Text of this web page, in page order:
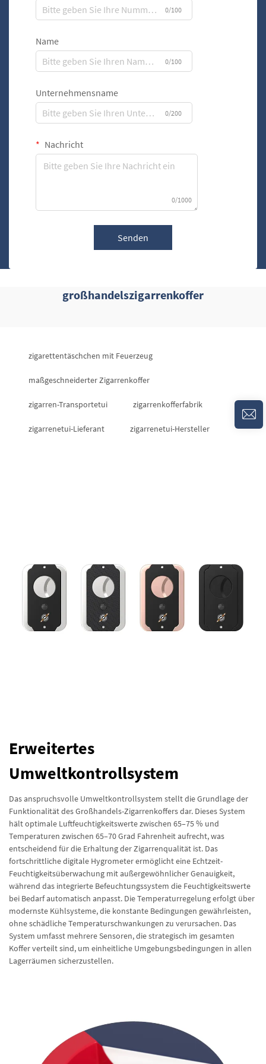
0/100
Name
0/100
Unternehmensname
0/200
Nachricht
0/1000
Senden
großhandelszigarrenkoffer
zigarettentäschchen mit Feuerzeug
maßgeschneiderter Zigarrenkoffer
zigarren-Transportetui zigarrenkofferfabrik
zigarrenetui-Lieferant zigarrenetui-Hersteller
Erweitertes
Umweltkontrollsystem
Das anspruchsvolle Umweltkontrollsystem stellt die Grundlage der
Funktionalität des Großhandels-Zigarrenkoffers dar. Dieses System
hält optimale Luftfeuchtigkeitswerte zwischen 65–75 % und
Temperaturen zwischen 65–70 Grad Fahrenheit aufrecht, was
entscheidend für die Erhaltung der Zigarrenqualität ist. Das
fortschrittliche digitale Hygrometer ermöglicht eine Echtzeit-
Feuchtigkeitsüberwachung mit außergewöhnlicher Genauigkeit,
während das integrierte Befeuchtungssystem die Feuchtigkeitswerte
bei Bedarf automatisch anpasst. Die Temperaturregelung erfolgt über
modernste Kühlsysteme, die konstante Bedingungen gewährleisten,
ohne schädliche Temperaturschwankungen zu verursachen. Das
System umfasst mehrere Sensoren, die strategisch im gesamten
Koffer verteilt sind, um einheitliche Umgebungsbedingungen in allen
Lagerräumen sicherzustellen.